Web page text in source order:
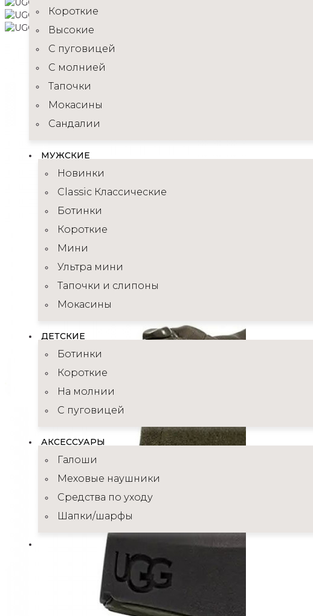
Короткие
Высокие
C пуговицей
С молнией
Тапочки
Мокасины
Сандалии
МУЖСКИЕ
Новинки
Classic Классические
Ботинки
Короткие
Мини
Ультра мини
Тапочки и слипоны
Мокасины
ДЕТСКИЕ
Ботинки
Короткие
На молнии
С пуговицей
АКСЕССУАРЫ
Галоши
Меховые наушники
Средства по уходу
Шапки/шарфы